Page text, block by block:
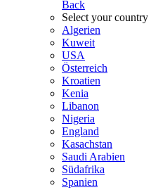
Back
Select your country
Algerien
Kuweit
USA
Österreich
Kroatien
Kenia
Libanon
Nigeria
England
Kasachstan
Saudi Arabien
Südafrika
Spanien